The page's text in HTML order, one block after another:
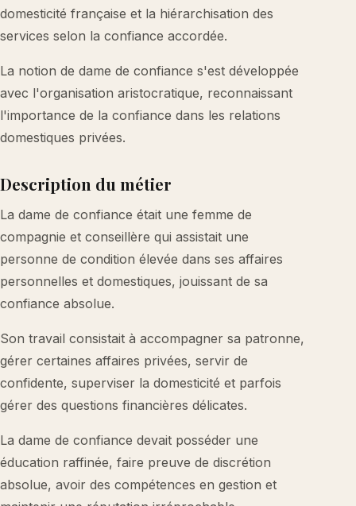
domesticité française et la hiérarchisation des
services selon la confiance accordée.
La notion de dame de confiance s'est développée
avec l'organisation aristocratique, reconnaissant
l'importance de la confiance dans les relations
domestiques privées.
Description du métier
La dame de confiance était une femme de
compagnie et conseillère qui assistait une
personne de condition élevée dans ses affaires
personnelles et domestiques, jouissant de sa
confiance absolue.
Son travail consistait à accompagner sa patronne,
gérer certaines affaires privées, servir de
confidente, superviser la domesticité et parfois
gérer des questions financières délicates.
La dame de confiance devait posséder une
éducation raffinée, faire preuve de discrétion
absolue, avoir des compétences en gestion et